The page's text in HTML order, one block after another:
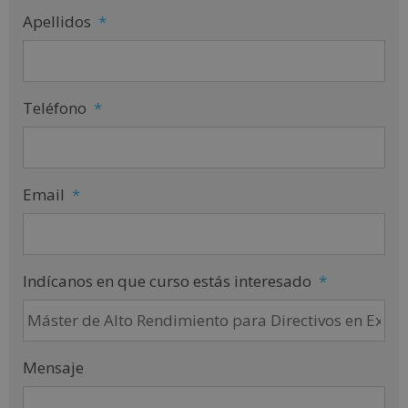
Apellidos *
Teléfono *
Email *
Indícanos en que curso estás interesado *
Mensaje